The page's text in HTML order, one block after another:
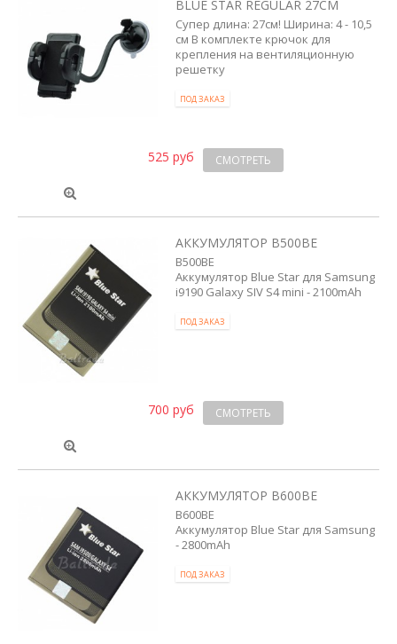
BLUE STAR REGULAR 27СМ
Супер длина: 27см! Ширина: 4 - 10,5
см В комплекте крючок для
крепления на вентиляционную
решетку
ПОД ЗАКАЗ
525 руб СМОТРЕТЬ
АККУМУЛЯТОР B500BE
B500BE
Аккумулятор Blue Star для Samsung
i9190 Galaxy SIV S4 mini - 2100mAh
ПОД ЗАКАЗ
700 руб СМОТРЕТЬ
АККУМУЛЯТОР B600BE
B600BE
Аккумулятор Blue Star для Samsung
- 2800mAh
ПОД ЗАКАЗ